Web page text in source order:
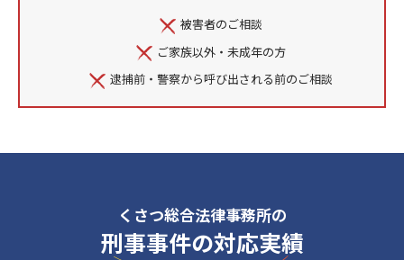
被害者のご相談
ご家族以外・未成年の方
逮捕前・警察から呼び出される前のご相談
くさつ総合法律事務所の
刑事事件の対応実績